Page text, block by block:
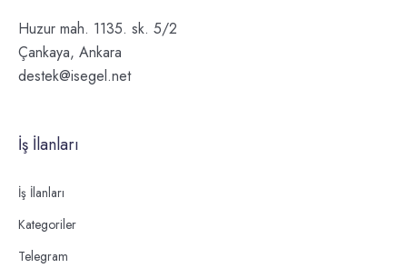
Huzur mah. 1135. sk. 5/2
Çankaya, Ankara
destek@isegel.net
İş İlanları
İş İlanları
Kategoriler
Telegram